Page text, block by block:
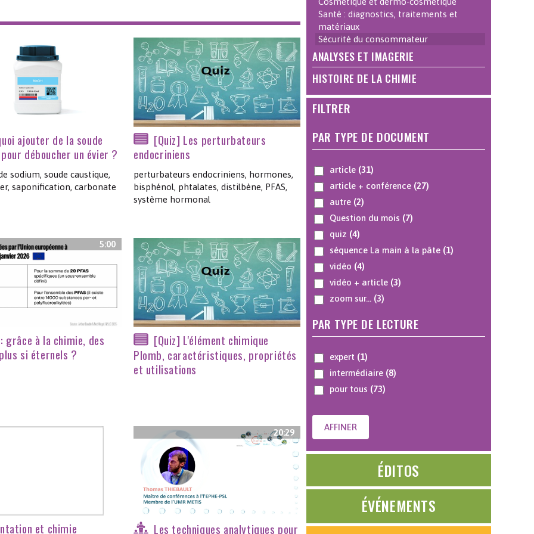
ajouter de la soude
pour déboucher un évier ?
sodium, soude caustique,
saponification, carbonate
[Quiz] Les perturbateurs
endocriniens
perturbateurs endocriniens, hormones,
bisphénol, phtalates, distilbène, PFAS,
système hormonal
5:00
: grâce à la chimie, des
plus si éternels ?
[Quiz] L'élément chimique
Plomb, caractéristiques, propriétés
et utilisations
et chimie
20:29
Les techniques analytiques pour
Santé : diagnostics, traitements et
matériaux
Sécurité du consommateur
ANALYSES ET IMAGERIE
HISTOIRE DE LA CHIMIE
FILTRER
PAR TYPE DE DOCUMENT
article (31)
article + conférence (27)
autre (2)
Question du mois (7)
quiz (4)
séquence La main à la pâte (1)
vidéo (4)
vidéo + article (3)
zoom sur... (3)
PAR TYPE DE LECTURE
expert (1)
intermédiaire (8)
pour tous (73)
AFFINER
ÉDITOS
ÉVÉNEMENTS
Réactions en un clin d’oeil
Fiches métiers